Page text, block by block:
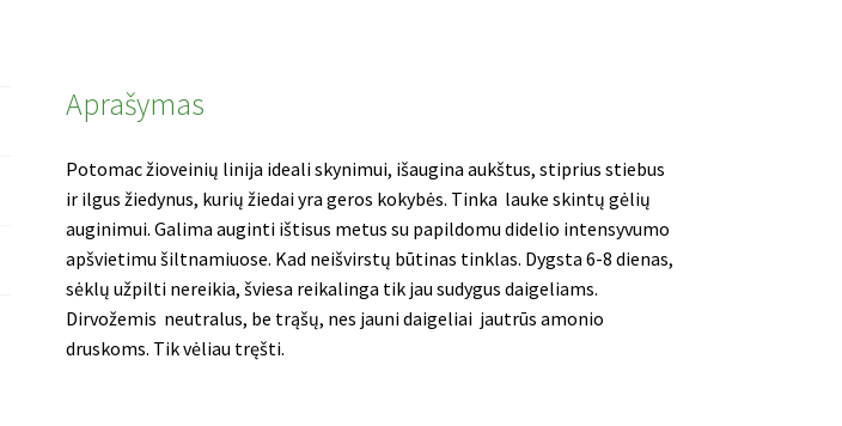
Aprašymas
Potomac žioveinių linija ideali skynimui, išaugina aukštus, stiprius stiebus
ir ilgus žiedynus, kurių žiedai yra geros kokybės. Tinka lauke skintų gėlių
auginimui.Galima auginti ištisus metus su papildomu didelio intensyvumo
apšvietimu šiltnamiuose. Kad neišvirstų būtinas tinklas. Dygsta 6-8 dienas,
sėklų užpilti nereikia, šviesa reikalinga tik jau sudygus daigeliams.
Dirvožemis neutralus, be trąšų, nes jauni daigeliai jautrūs amonio
druskoms. Tik vėliau tręšti.